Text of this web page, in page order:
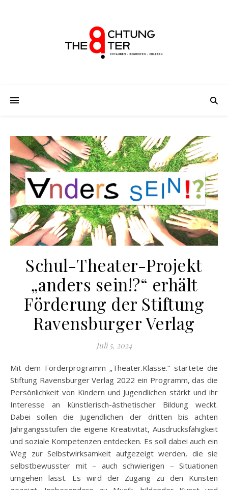
Schul-Theater-Projekt
„anders sein!?“ erhält
Förderung der Stiftung
Ravensburger Verlag
Juli 5, 2024
Mit dem Förderprogramm „Theater.Klasse.“ startete die
Stiftung Ravensburger Verlag 2022 ein Programm, das die
Persönlichkeit von Kindern und Jugendlichen stärkt und ihr
Interesse an künstlerisch-ästhetischer Bildung weckt.
Dabei sollen die Jugendlichen der dritten bis achten
Jahrgangsstufen die eigene Kreativität, Ausdrucksfähigkeit
und soziale Kompetenzen entdecken. Es soll dabei auch ein
Weg zur Selbstwirksamkeit aufgezeigt werden, die sie
selbstbewusster mit – auch schwierigen – Situationen
umgehen lässt. Es wird der Zugang zu den Künsten